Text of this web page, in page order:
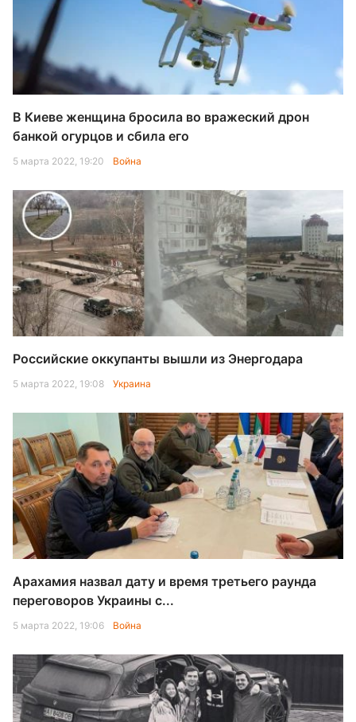
В Киеве женщина бросила во вражеский дрон
банкой огурцов и сбила его
5 марта 2022, 19:20 Война
Российские оккупанты вышли из Энергодара
5 марта 2022, 19:08 Украина
Арахамия назвал дату и время третьего раунда
переговоров Украины с...
5 марта 2022, 19:06 Война